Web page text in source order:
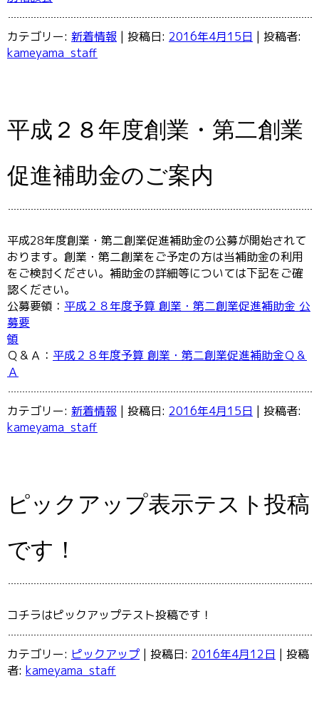
カテゴリー: 新着情報 | 投稿日: 2016年4月15日 | 投稿者:
kameyama_staff
平成２８年度創業・第二創業
促進補助金のご案内
平成28年度創業・第二創業促進補助金の公募が開始されて
おります。創業・第二創業をご予定の方は当補助金の利用
をご検討ください。補助金の詳細等については下記をご確
認ください。
公募要領： 平成２８年度予算 創業・第二創業促進補助金 公
募要
領
Ｑ＆Ａ： 平成２８年度予算 創業・第二創業促進補助金Ｑ＆
Ａ
カテゴリー: 新着情報 | 投稿日: 2016年4月15日 | 投稿者:
kameyama_staff
ピックアップ表示テスト投稿
です！
コチラはピックアップテスト投稿です！
カテゴリー: ピックアップ | 投稿日: 2016年4月12日 | 投稿
者: kameyama_staff